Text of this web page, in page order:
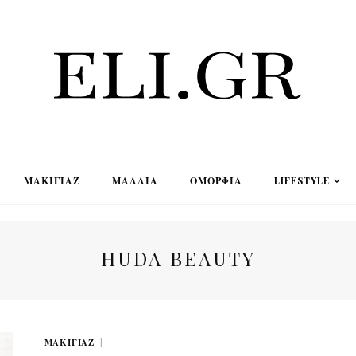
ΜΑΚΙΓΙΆΖ ΜΑΛΛΙΆ ΟΜΟΡΦΙΆ LIFESTYLE
HUDA BEAUTY
ΜΑΚΙΓΙΆΖ